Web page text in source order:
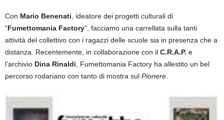
Con Mario Benenati , ideatore dei progetti culturali di
“Fumettomania Factory”, facciamo una carrellata sulla tanti
attività del collettivo con i ragazzi delle scuole sia in presenza che a
distanza. Recentemente, in collaborazione con il C.R.A.P. e
l’archivio Dina Rinaldi , Fumettomania Factory ha allestito un bel
percorso rodariano con tanto di mostra sul Pionere